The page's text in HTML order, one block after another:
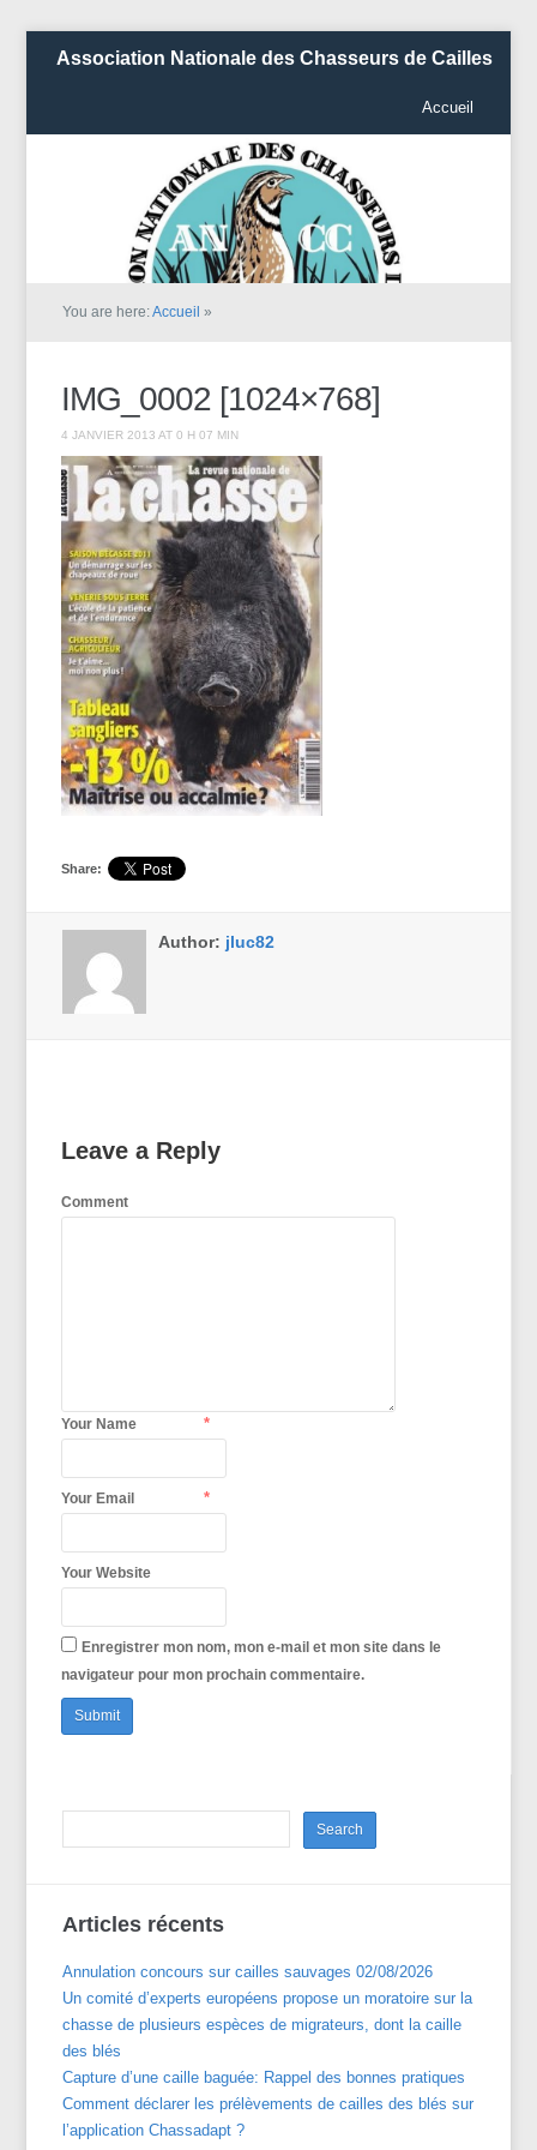
Association Nationale des Chasseurs de Cailles
Accueil
You are here:Accueil »
IMG_0002 [1024×768]
4 JANVIER 2013 AT 0 H 07 MIN
Share:
Author: jluc82
Leave a Reply
Comment
Your Name *
Your Email *
Your Website
Enregistrer mon nom, mon e-mail et mon site dans le
navigateur pour mon prochain commentaire.
Articles récents
Annulation concours sur cailles sauvages 02/08/2026
Un comité d’experts européens propose un moratoire sur la
chasse de plusieurs espèces de migrateurs, dont la caille
des blés
Capture d’une caille baguée: Rappel des bonnes pratiques
Comment déclarer les prélèvements de cailles des blés sur
l’application Chassadapt ?